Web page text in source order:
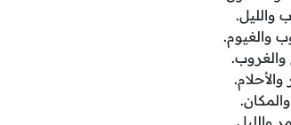
والليل.
والغيوم.
والغروب.